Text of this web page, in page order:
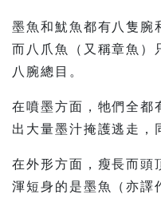
墨魚和魷魚都有八隻腕
而八爪魚（又稱章魚）
八腕總目。
在噴墨方面，牠們全都
出大量墨汁掩護逃走，
在外形方面，瘦長而頭
渾短身的是墨魚（亦譯